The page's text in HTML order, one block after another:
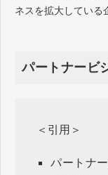
ネスを拡大している
パートナービ
＜引用＞
パートナ